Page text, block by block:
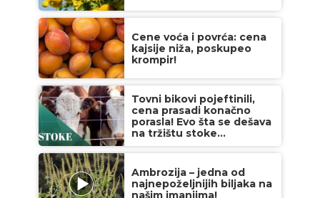
Cene voća i povrća: cena
kajsije niža, poskupeo
krompir!
Tovni bikovi pojeftinili,
cena prasadi konačno
porasla! Evo šta se dešava
na tržištu stoke...
Ambrozija – jedna od
najnepoželjnijih biljaka na